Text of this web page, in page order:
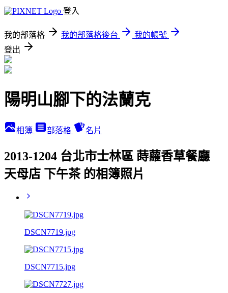
登入
我的部落格 我的部落格後台
我的帳號
登出
陽明山腳下的法蘭克
相簿 部落格 名片
2013-1204 台北市士林區 蒔蘿香草餐廳
天母店 下午茶 的相簿照片
DSCN7719.jpg
DSCN7715.jpg